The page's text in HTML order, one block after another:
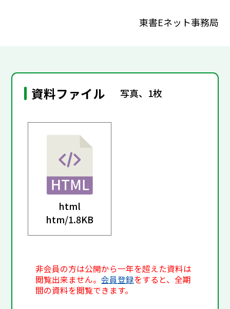
東書Eネット事務局
資料ファイル 写真、1枚
html
htm/1.8KB
非会員の方は公開から一年を超えた資料は
閲覧出来ません。会員登録をすると、全期
間の資料を閲覧できます。